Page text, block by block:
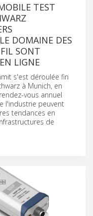
TEST
DOMAINE DES
SONT
LIGNE
s'est déroulée fin
à Munich, en
vous annuel
l'industrie peuvent
tendances en
de